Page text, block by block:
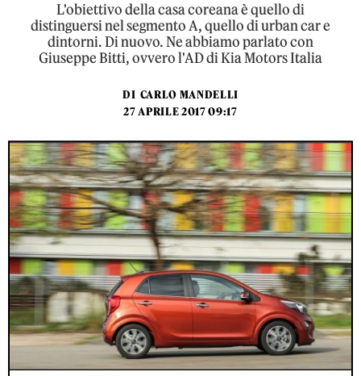
L'obiettivo della casa coreana è quello di
distinguersi nel segmento A, quello di urban car e
dintorni. Di nuovo. Ne abbiamo parlato con
Giuseppe Bitti, ovvero l'AD di Kia Motors Italia
DI CARLO MANDELLI
27 APRILE 2017 09:17